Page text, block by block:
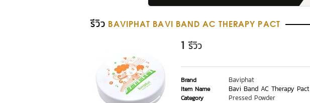
รีวิว BAVIPHAT BAVI BAND AC THERAPY PACT
1 รีวิว
Brand Baviphat
Item Name Bavi Band AC Therapy Pact
Category Pressed Powder